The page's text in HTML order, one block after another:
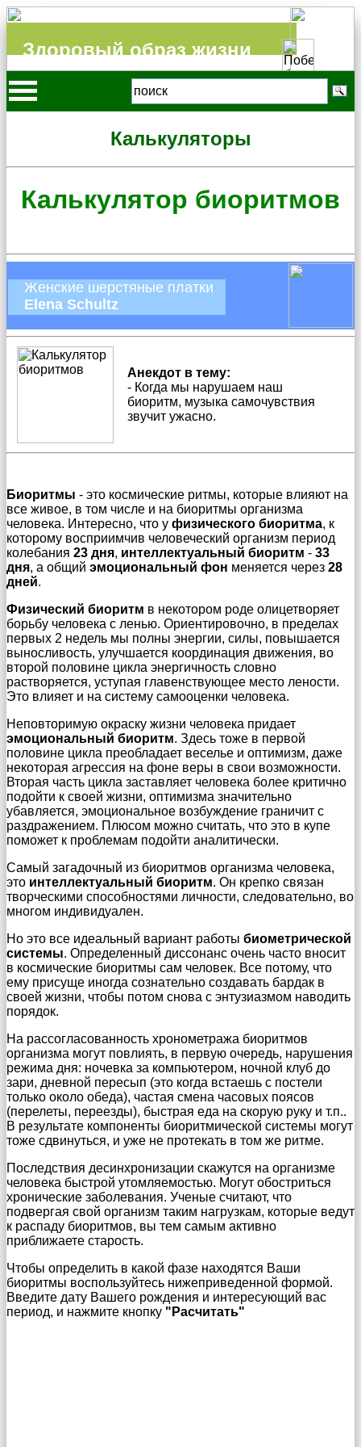
Здоровый образ жизни
Калькуляторы
Калькулятор биоритмов
Женские шерстяные платки
Elena Schultz
Анекдот в тему:
- Когда мы нарушаем наш
биоритм, музыка самочувствия
звучит ужасно.
Биоритмы - это космические ритмы, которые влияют на
все живое, в том числе и на биоритмы организма
человека. Интересно, что у физического биоритма, к
которому восприимчив человеческий организм период
колебания 23 дня, интеллектуальный биоритм - 33
дня, а общий эмоциональный фон меняется через 28
дней.
Физический биоритм в некотором роде олицетворяет
борьбу человека с ленью. Ориентировочно, в пределах
первых 2 недель мы полны энергии, силы, повышается
выносливость, улучшается координация движения, во
второй половине цикла энергичность словно
растворяется, уступая главенствующее место лености.
Это влияет и на систему самооценки человека.
Неповторимую окраску жизни человека придает
эмоциональный биоритм. Здесь тоже в первой
половине цикла преобладает веселье и оптимизм, даже
некоторая агрессия на фоне веры в свои возможности.
Вторая часть цикла заставляет человека более критично
подойти к своей жизни, оптимизма значительно
убавляется, эмоциональное возбуждение граничит с
раздражением. Плюсом можно считать, что это в купе
поможет к проблемам подойти аналитически.
Самый загадочный из биоритмов организма человека,
это интеллектуальный биоритм. Он крепко связан
творческими способностями личности, следовательно, во
многом индивидуален.
Но это все идеальный вариант работы биометрической
системы. Определенный диссонанс очень часто вносит
в космические биоритмы сам человек. Все потому, что
ему присуще иногда сознательно создавать бардак в
своей жизни, чтобы потом снова с энтузиазмом наводить
порядок.
На рассогласованность хронометража биоритмов
организма могут повлиять, в первую очередь, нарушения
режима дня: ночевка за компьютером, ночной клуб до
зари, дневной пересып (это когда встаешь с постели
только около обеда), частая смена часовых поясов
(перелеты, переезды), быстрая еда на скорую руку и т.п..
В результате компоненты биоритмической системы могут
тоже сдвинуться, и уже не протекать в том же ритме.
Последствия десинхронизации скажутся на организме
человека быстрой утомляемостью. Могут обостриться
хронические заболевания. Ученые считают, что
подвергая свой организм таким нагрузкам, которые ведут
к распаду биоритмов, вы тем самым активно
приближаете старость.
Чтобы определить в какой фазе находятся Ваши
биоритмы воспользуйтесь нижеприведенной формой.
Введите дату Вашего рождения и интересующий вас
период, и нажмите кнопку "Расчитать"